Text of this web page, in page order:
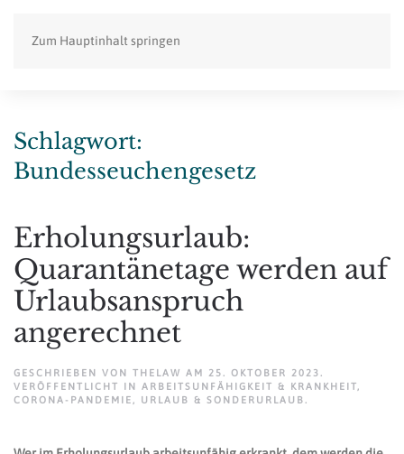
Zum Hauptinhalt springen
Schlagwort:
Bundesseuchengesetz
Erholungsurlaub:
Quarantänetage werden auf
Urlaubsanspruch
angerechnet
GESCHRIEBEN VON THELAW AM 25. OKTOBER 2023 .
VERÖFFENTLICHT IN ARBEITSUNFÄHIGKEIT & KRANKHEIT,
CORONA-PANDEMIE , URLAUB & SONDERURLAUB .